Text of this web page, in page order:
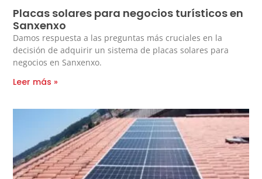
Placas solares para negocios turísticos en
Sanxenxo
Damos respuesta a las preguntas más cruciales en la
decisión de adquirir un sistema de placas solares para
negocios en Sanxenxo.
Leer más »